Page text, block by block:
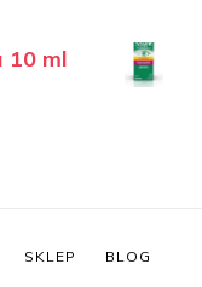
10 ml
SKLEP BLOG